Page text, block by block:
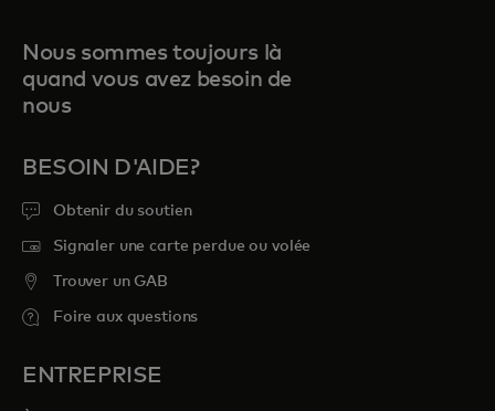
Nous sommes toujours là
quand vous avez besoin de
nous
BESOIN D'AIDE?
Obtenir du soutien
Signaler une carte perdue ou volée
Trouver un GAB
Foire aux questions
ENTREPRISE